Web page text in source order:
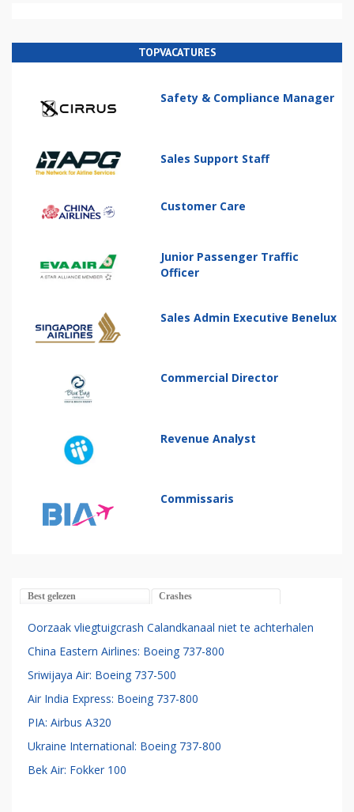
TOPVACATURES
Safety & Compliance Manager
Sales Support Staff
Customer Care
Junior Passenger Traffic
Officer
Sales Admin Executive Benelux
Commercial Director
Revenue Analyst
Commissaris
Best gelezen Crashes
Oorzaak vliegtuigcrash Calandkanaal niet te achterhalen
China Eastern Airlines: Boeing 737-800
Sriwijaya Air: Boeing 737-500
Air India Express: Boeing 737-800
PIA: Airbus A320
Ukraine International: Boeing 737-800
Bek Air: Fokker 100